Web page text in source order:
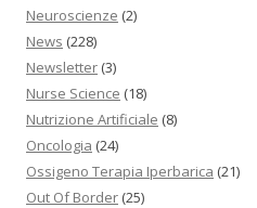
Neuroscienze (2)
News (228)
Newsletter (3)
Nurse Science (18)
Nutrizione Artificiale (8)
Oncologia (24)
Ossigeno Terapia Iperbarica (21)
Out Of Border (25)